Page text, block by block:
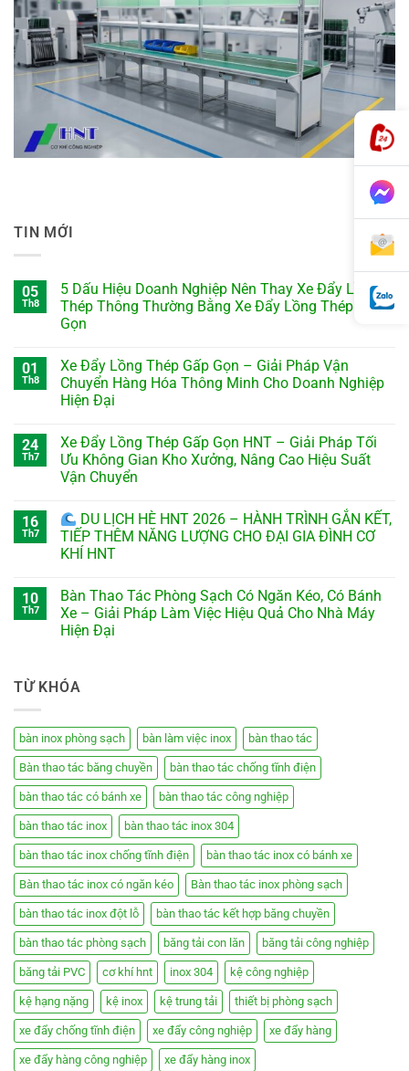
TIN MỚI
05
Th8
5 Dấu Hiệu Doanh Nghiệp Nên Thay Xe Đẩy Lồng
Thép Thông Thường Bằng Xe Đẩy Lồng Thép Gấp
Gọn
01
Th8
Xe Đẩy Lồng Thép Gấp Gọn – Giải Pháp Vận
Chuyển Hàng Hóa Thông Minh Cho Doanh Nghiệp
Hiện Đại
24
Th7
Xe Đẩy Lồng Thép Gấp Gọn HNT – Giải Pháp Tối
Ưu Không Gian Kho Xưởng, Nâng Cao Hiệu Suất
Vận Chuyển
16
Th7
DU LỊCH HÈ HNT 2026 – HÀNH TRÌNH GẮN KẾT,
TIẾP THÊM NĂNG LƯỢNG CHO ĐẠI GIA ĐÌNH CƠ
KHÍ HNT
10
Th7
Bàn Thao Tác Phòng Sạch Có Ngăn Kéo, Có Bánh
Xe – Giải Pháp Làm Việc Hiệu Quả Cho Nhà Máy
Hiện Đại
TỪ KHÓA
bàn inox phòng sạch bàn làm việc inox bàn thao tác
Bàn thao tác băng chuyền bàn thao tác chống tĩnh điện
bàn thao tác có bánh xe bàn thao tác công nghiệp
bàn thao tác inox bàn thao tác inox 304
bàn thao tác inox chống tĩnh điện bàn thao tác inox có bánh xe
Bàn thao tác inox có ngăn kéo Bàn thao tác inox phòng sạch
bàn thao tác inox đột lỗ bàn thao tác kết hợp băng chuyền
bàn thao tác phòng sạch băng tải con lăn băng tải công nghiệp
băng tải PVC cơ khí hnt inox 304 kệ công nghiệp
kệ hạng nặng kệ inox kệ trung tải thiết bị phòng sạch
xe đẩy chống tĩnh điện xe đẩy công nghiệp xe đẩy hàng
xe đẩy hàng công nghiệp xe đẩy hàng inox